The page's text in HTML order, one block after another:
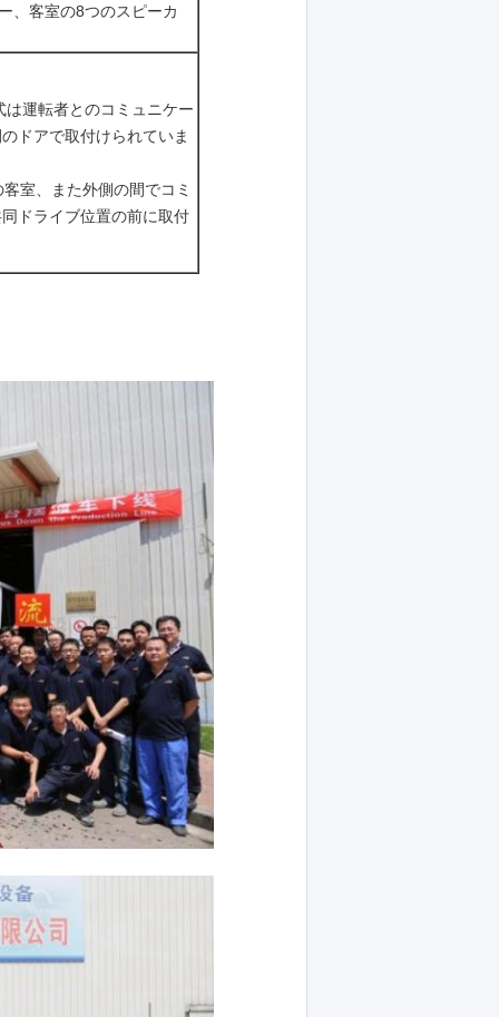
、客室の8つのスピーカ
運転者とのコミュニケー
ドアで取付けられていま
室、また外側の間でコミ
ドライブ位置の前に取付